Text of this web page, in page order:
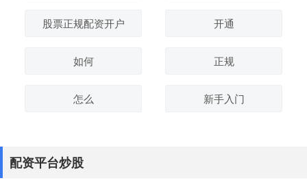
股票正规配资开户 开通
如何 正规
怎么 新手入门
配资平台炒股